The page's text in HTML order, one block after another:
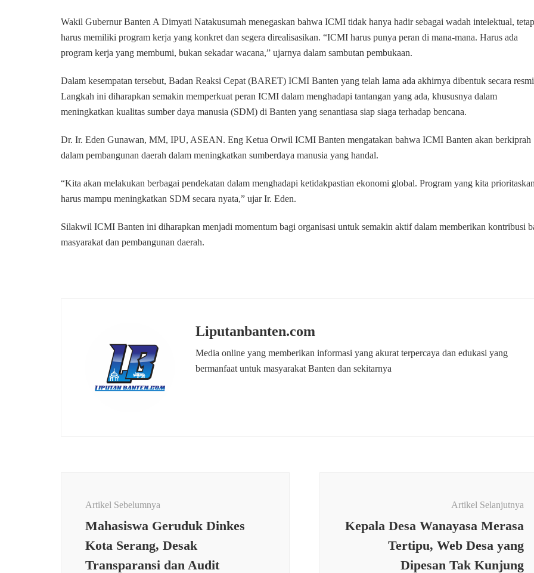
dalam
Pembangunan
Wakil Gubernur Banten A Dimyati Natakusumah menegaskan bahwa ICMI tidak hanya hadir sebagai wadah intelektual,
harus memiliki program kerja yang konkret dan segera direalisasikan. “ICMI harus punya peran di mana-mana. Harus ada
program kerja yang membumi, bukan sekadar wacana,” ujarnya dalam sambutan pembukaan.
Dalam kesempatan tersebut, Badan Reaksi Cepat (BARET) ICMI Banten yang telah lama ada akhirnya dibentuk secara
Langkah ini diharapkan semakin memperkuat peran ICMI dalam menghadapi tantangan yang ada, khususnya dalam
meningkatkan kualitas sumber daya manusia (SDM) di Banten yang senantiasa siap siaga terhadap bencana.
Dr. Ir. Eden Gunawan, MM, IPU, ASEAN. Eng Ketua Orwil ICMI Banten mengatakan bahwa ICMI Banten akan berkiprah
dalam pembangunan daerah dalam meningkatkan sumberdaya manusia yang handal.
“Kita akan melakukan berbagai pendekatan dalam menghadapi ketidakpastian ekonomi global. Program yang kita prioritaskan
harus mampu meningkatkan SDM secara nyata,” ujar Ir. Eden.
Silakwil ICMI Banten ini diharapkan menjadi momentum bagi organisasi untuk semakin aktif dalam memberikan kontribusi
masyarakat dan pembangunan daerah.
Liputanbanten.com
Media online yang memberikan informasi yang akurat terpercaya dan edukasi yang
bermanfaat untuk masyarakat Banten dan sekitarnya
Artikel Sebelumnya
Mahasiswa Geruduk Dinkes
Kota Serang, Desak
Transparansi dan Audit
Artikel Selanjutnya
Kepala Desa Wanayasa Merasa
Tertipu, Web Desa yang
Dipesan Tak Kunjung